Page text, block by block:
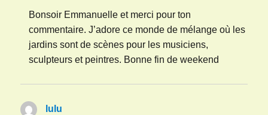
Bonsoir Emmanuelle et merci pour ton
commentaire. J’adore ce monde de mélange où les
jardins sont de scènes pour les musiciens,
sculpteurs et peintres. Bonne fin de weekend
lulu